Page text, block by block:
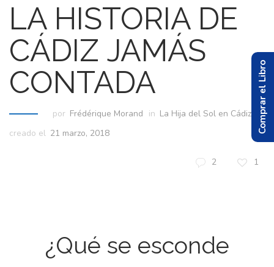
LA HISTORIA DE
CÁDIZ JAMÁS
CONTADA
por Frédérique Morand in La Hija del Sol en Cádiz
creado el 21 marzo, 2018
2 1
¿Qué se esconde
Comprar el Libro